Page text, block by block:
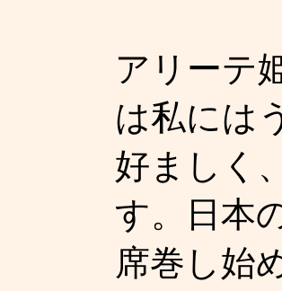
アリーテ
は私には
好ましく
す。日本
席巻し始